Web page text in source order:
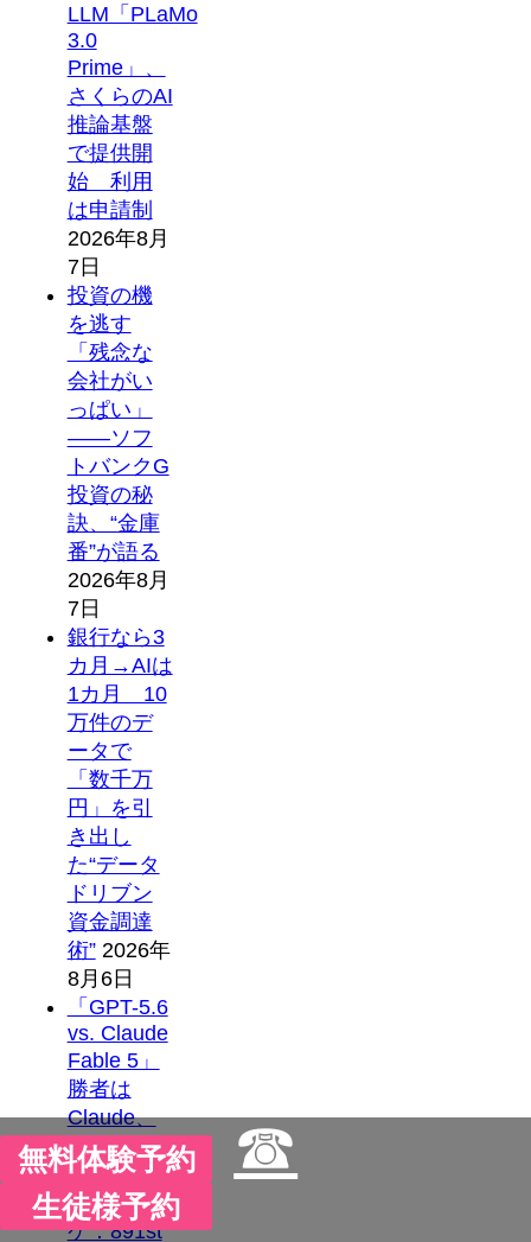
LLM「PLaMo
3.0
Prime」、
さくらのAI
推論基盤
で提供開
始 利用
は申請制
2026年8月
7日
投資の機
を逃す
「残念な
会社がい
っぱい」
――ソフ
トバンクG
投資の秘
訣、“金庫
番”が語る
2026年8月
7日
銀行なら3
カ月→AIは
1カ月 10
万件のデ
ータで
「数千万
円」を引
き出し
た“データ
ドリブン
資金調達
術” 2026年
8月6日
「GPT-5.6
vs. Claude
Fable 5」
勝者は
Claude、
でも企業
が選びづ
らいワ
ケ：891st
無料体験予約 ☎
生徒様予約